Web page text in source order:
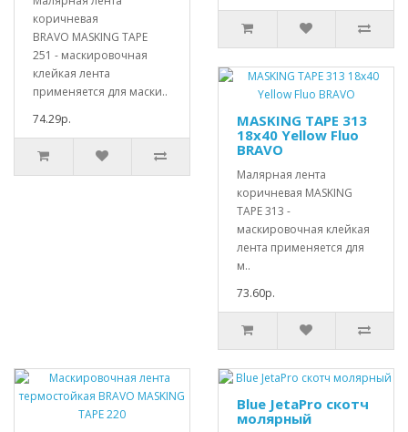
коричневая
BRAVO MASKING TAPE
251 - маскировочная
клейкая лента
применяется для маски..
74.29р.
MASKING TAPE 313
18х40 Yellow Fluo
BRAVO
Малярная лента
коричневая MASKING
TAPE 313 -
маскировочная клейкая
лента применяется для
м..
73.60р.
Blue JetaPro скотч
молярный